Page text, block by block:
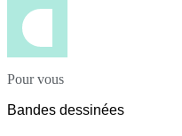
Pour vous
Bandes dessinées